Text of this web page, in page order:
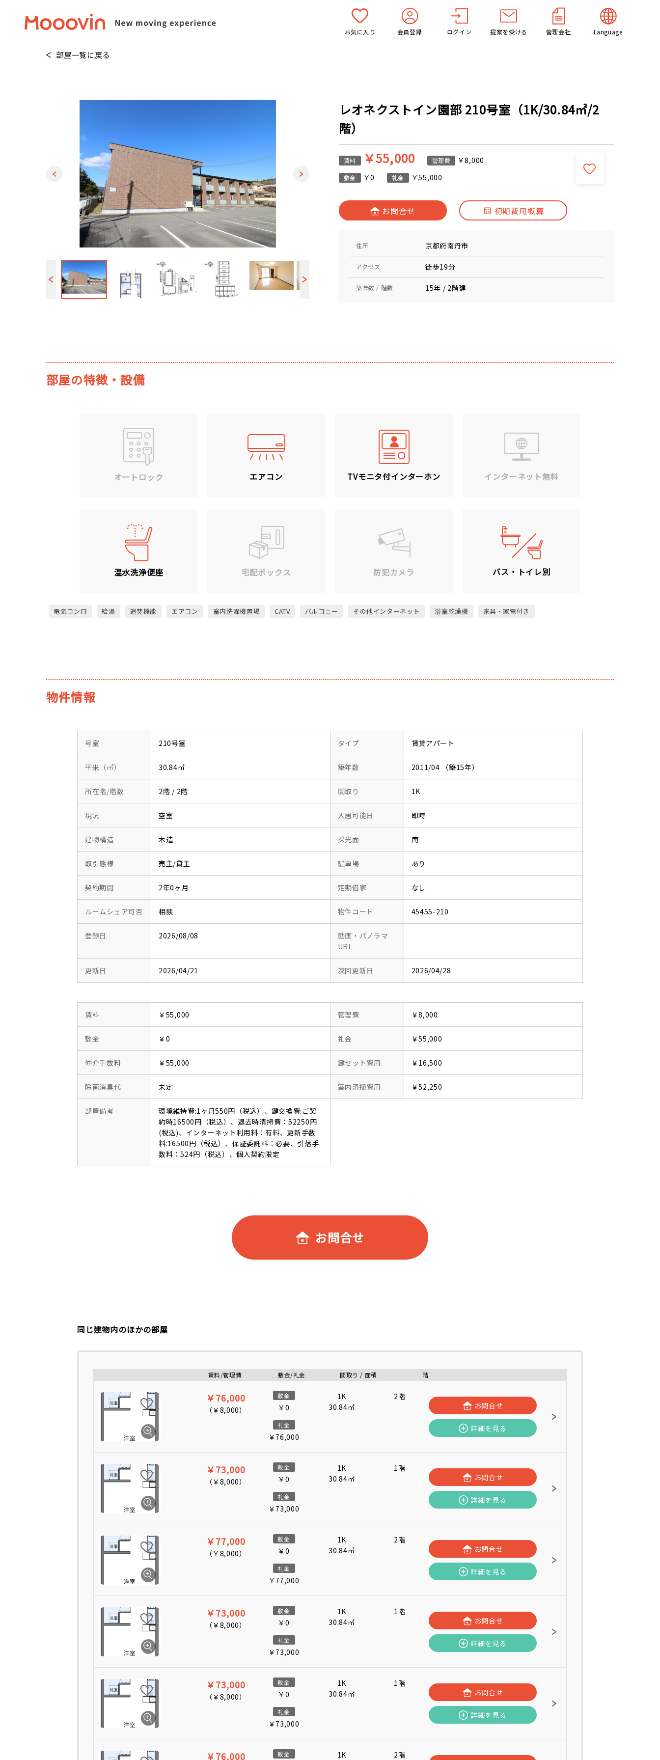
お気に入り 会員登録 ログイン 提案を受ける 管理会社 Language
部屋一覧に戻る
レオネクストイン園部 210号室（1K/30.84㎡/2
階）
賃料 ￥55,000 管理費 ￥8,000
敷金 ￥0 礼金 ￥55,000
お問合せ 初期費用概算
住所 京都府南丹市
アクセス 徒歩19分
築年数 / 階数 15年 / 2階建
部屋の特徴・設備
オートロック エアコン TVモニタ付インターホン インターネット無料
温水洗浄便座 宅配ボックス 防犯カメラ バス・トイレ別
電気コンロ 給湯 追焚機能 エアコン 室内洗濯機置場 CATV バルコニー その他インターネット 浴室乾燥機 家具・家電付き
物件情報
号室 210号室 タイプ 賃貸アパート
平米（㎡） 30.84㎡ 築年数 2011/04 （築15年）
所在階/階数 2階 / 2階 間取り 1K
現況 空室 入居可能日 即時
建物構造 木造 採光面 南
取引態様 売主/貸主 駐車場 あり
契約期間 2年0ヶ月 定期借家 なし
ルームシェア可否 相談 物件コード 45455-210
登録日 2026/08/08
動画・パノラマ
URL
更新日 2026/04/21 次回更新日 2026/04/28
賃料 ￥55,000 管理費 ￥8,000
敷金 ￥0 礼金 ￥55,000
仲介手数料 ￥55,000 鍵セット費用 ￥16,500
除菌消臭代 未定 室内清掃費用 ￥52,250
部屋備考
環境維持費:1ヶ月550円（税込）、鍵交換費:ご契
約時16500円（税込）、退去時清掃費：52250円
(税込)、インターネット利用料：有料、更新手数
料:16500円（税込）、保証委託料：必要、引落手
数料：524円（税込）、個人契約限定
お問合せ
同じ建物内のほかの部屋
賃料/管理費 敷金/礼金 間取り / 面積 階
￥76,000
（￥8,000）
敷金
￥0
礼金
￥76,000
1K
30.84㎡
2階
お問合せ
詳細を見る
￥73,000
（￥8,000）
敷金
￥0
礼金
￥73,000
1K
30.84㎡
1階
お問合せ
詳細を見る
￥77,000
（￥8,000）
敷金
￥0
礼金
￥77,000
1K
30.84㎡
2階
お問合せ
詳細を見る
￥73,000
（￥8,000）
敷金
￥0
礼金
￥73,000
1K
30.84㎡
1階
お問合せ
詳細を見る
￥73,000
（￥8,000）
敷金
￥0
礼金
￥73,000
1K
30.84㎡
1階
お問合せ
詳細を見る
￥76,000 敷金 1K
2階